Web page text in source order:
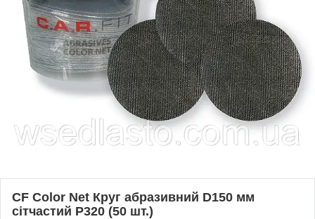
CF Color Net Круг абразивний D150 мм
сітчастий P320 (50 шт.)